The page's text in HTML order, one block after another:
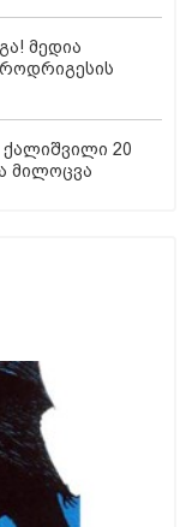
მედია
ქალიშვილი 20
მილოცვა